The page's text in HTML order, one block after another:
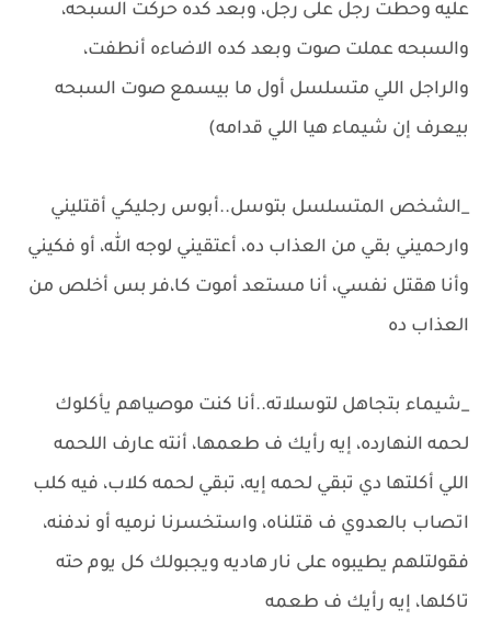
عليه وحطت رجل على رجل، وبعد كده حركت السبحه،
والسبحه عملت صوت وبعد كده الاضاءه أنطفت،
والراجل اللي متسلسل أول ما بيسمع صوت السبحه
بيعرف إن شيماء هيا اللي قدامه)
_الشخص المتسلسل بتوسل..أبوس رجليكي أقتليني
وارحميني بقي من العذاب ده، أعتقيني لوجه الله، أو فكيني
وأنا هقتل نفسي، أنا مستعد أموت كا،فر بس أخلص من
العذاب ده
_شيماء بتجاهل لتوسلاته..أنا كنت موصياهم يأكلوك
لحمه النهارده، إيه رأيك ف طعمها، أنته عارف اللحمه
اللي أكلتها دي تبقي لحمه إيه، تبقي لحمه كلاب، فيه كلب
اتصاب بالعدوي ف قتلناه، واستخسرنا نرميه أو ندفنه،
فقولتلهم يطيبوه على نار هاديه ويجبولك كل يوم حته
تاكلها، إيه رأيك ف طعمه